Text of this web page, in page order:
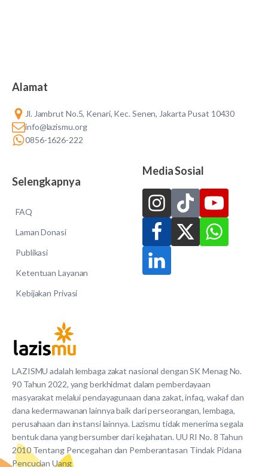
LAZISMU adalah lembaga zakat nasional dengan SK Menag No.
90 Tahun 2022, yang berkhidmat dalam pemberdayaan
masyarakat melalui pendayagunaan dana zakat, infaq, wakaf dan
dana kedermawanan lainnya baik dari perseorangan, lembaga,
perusahaan dan instansi lainnya. Lazismu tidak menerima segala
bentuk dana yang bersumber dari kejahatan. UU RI No. 8 Tahun
2010 Tentang Pencegahan dan Pemberantasan Tindak Pidana
Pencucian Uang
Alamat
Jl. Jambrut No.5, Kenari, Kec. Senen, Jakarta Pusat 10430
info@lazismu.org
0856-1626-222
Selengkapnya
FAQ
Laman Donasi
Publikasi
Ketentuan Layanan
Kebijakan Privasi
Media Sosial